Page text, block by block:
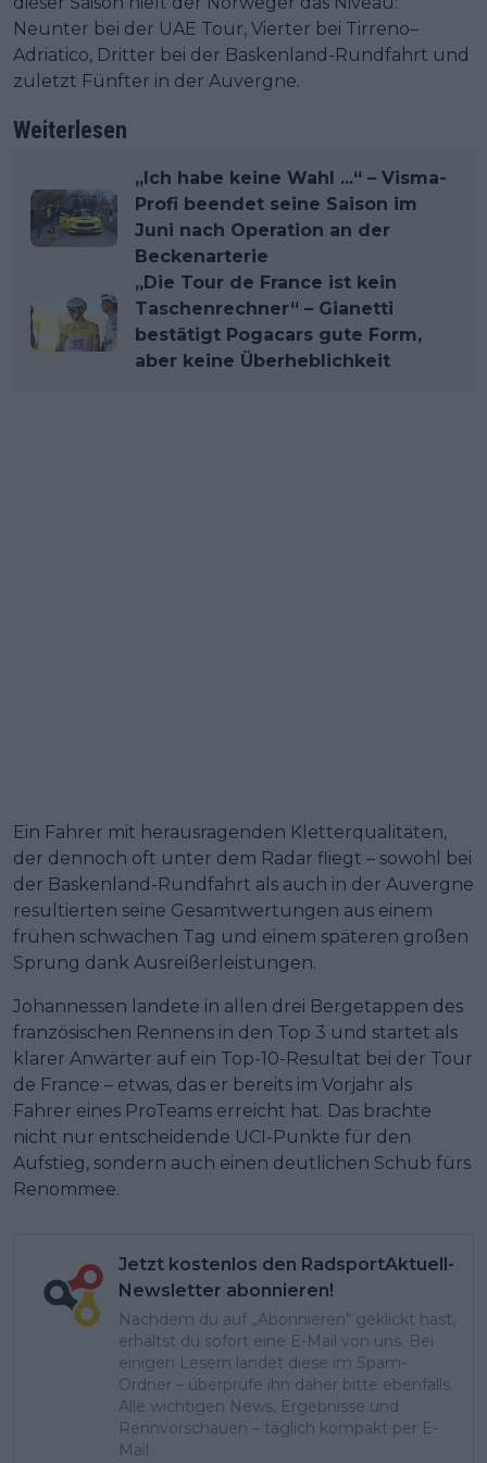
Neunter bei der UAE Tour, Vierter bei Tirreno–
Adriatico, Dritter bei der Baskenland-Rundfahrt und
zuletzt Fünfter in der Auvergne.
Weiterlesen
„Ich habe keine Wahl ...“ – Visma-
Profi beendet seine Saison im
Juni nach Operation an der
Beckenarterie
„Die Tour de France ist kein
Taschenrechner“ – Gianetti
bestätigt Pogacars gute Form,
aber keine Überheblichkeit
Ein Fahrer mit herausragenden Kletterqualitäten,
der dennoch oft unter dem Radar fliegt – sowohl bei
der Baskenland-Rundfahrt als auch in der Auvergne
resultierten seine Gesamtwertungen aus einem
frühen schwachen Tag und einem späteren großen
Sprung dank Ausreißerleistungen.
Johannessen landete in allen drei Bergetappen des
französischen Rennens in den Top 3 und startet als
klarer Anwärter auf ein Top-10-Resultat bei der Tour
de France – etwas, das er bereits im Vorjahr als
Fahrer eines ProTeams erreicht hat. Das brachte
nicht nur entscheidende UCI-Punkte für den
Aufstieg, sondern auch einen deutlichen Schub fürs
Renommee.
Jetzt kostenlos den RadsportAktuell-
Newsletter abonnieren!
Nachdem du auf „Abonnieren“ geklickt hast,
erhältst du sofort eine E-Mail von uns. Bei
einigen Lesern landet diese im Spam-
Ordner – überprüfe ihn daher bitte ebenfalls.
Alle wichtigen News, Ergebnisse und
Rennvorschauen – täglich kompakt per E-
Mail.